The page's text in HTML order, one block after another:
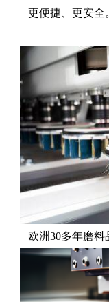
更便捷、更安全
欧洲30多年磨料